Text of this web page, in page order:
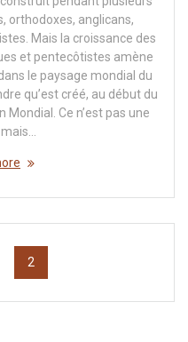
orthodoxes, anglicans,
Mais la croissance des
et pentecôtistes amène
le paysage mondial du
qu’est créé, au début du
Ce n’est pas une
Page
2